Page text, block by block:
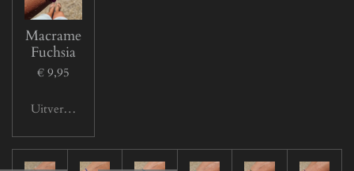
Macrame
Fuchsia
€ 9,95
Uitverkocht